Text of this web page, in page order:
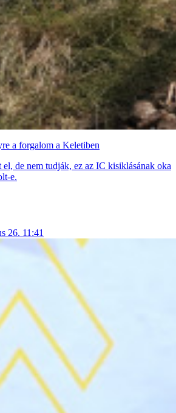
a forgalom a Keletiben
de nem tudják, ez az IC kisiklásának oka
e.
26. 11:41